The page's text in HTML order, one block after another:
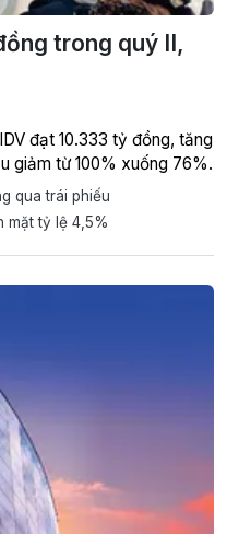
trong quý II,
đạt 10.333 tỷ đồng, tăng
giảm từ 100% xuống 76%.
qua trái phiếu
mặt tỷ lệ 4,5%